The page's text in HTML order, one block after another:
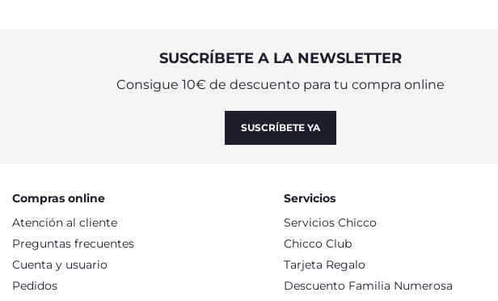
SUSCRÍBETE A LA NEWSLETTER
Consigue 10€ de descuento para tu compra online
SUSCRÍBETE YA
Compras online
Atención al cliente
Preguntas frecuentes
Cuenta y usuario
Pedidos
Servicios
Servicios Chicco
Chicco Club
Tarjeta Regalo
Descuento Familia Numerosa